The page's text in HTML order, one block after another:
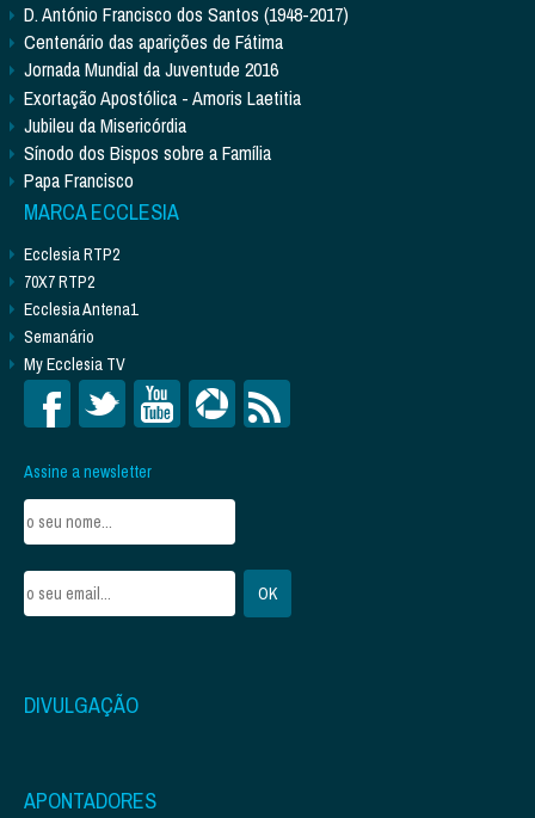
D. António Francisco dos Santos (1948-2017)
Centenário das aparições de Fátima
Jornada Mundial da Juventude 2016
Exortação Apostólica - Amoris Laetitia
Jubileu da Misericórdia
Sínodo dos Bispos sobre a Família
Papa Francisco
MARCA ECCLESIA
Ecclesia RTP2
70X7 RTP2
Ecclesia Antena1
Semanário
My Ecclesia TV
Assine a newsletter
DIVULGAÇÃO
APONTADORES